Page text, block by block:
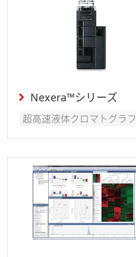
Nexera™シリーズ
超高速液体クロマトグラフ